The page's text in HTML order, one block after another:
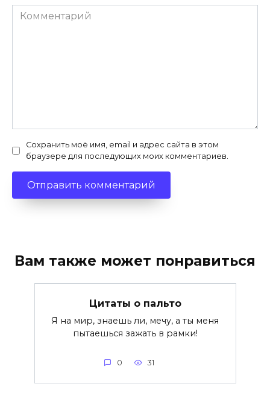
Комментарий
Сохранить моё имя, email и адрес сайта в этом
браузере для последующих моих комментариев.
Вам также может понравиться
Цитаты о пальто
Я на мир, знаешь ли, мечу, а ты меня
пытаешься зажать в рамки!
0 31